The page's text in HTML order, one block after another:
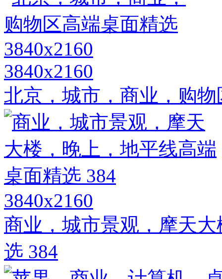
3840x2160
北京，城市，商业，购
3840x2160
商业，城市景观，摩天
选 384